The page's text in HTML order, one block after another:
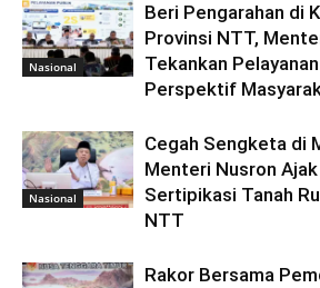
Nasional
Beri Pengarahan di
Provinsi NTT,
Tekankan
Perspektif
Nasional
Cegah Sengketa di
Menteri Nusron
Sertipikasi Tanah
NTT
Rakor Bersama